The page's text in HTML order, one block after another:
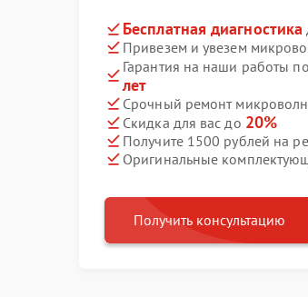
Бесплатная диагностика
Привезем и увезем
Гарантия на наши работы
лет
Срочный ремонт
Скидка для вас до 20%
Получите 1500 рублей на
Оригинальные
Получить консультацию